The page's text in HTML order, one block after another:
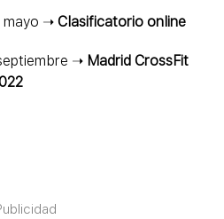
mayo ➝ Clasificatorio online
➝ Madrid CrossFit